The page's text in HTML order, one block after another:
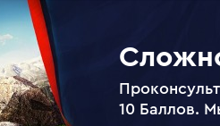
10 Баллов.